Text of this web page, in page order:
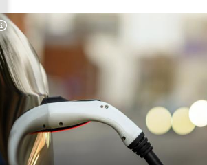
Untermenü
Untermenü
Untermenü
Untermenü
Copyright-Hinweis öffnen/schließen